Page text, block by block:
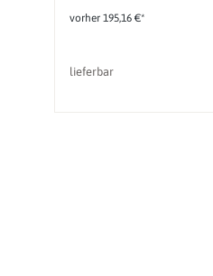
vorher 195,16 €*
lieferbar